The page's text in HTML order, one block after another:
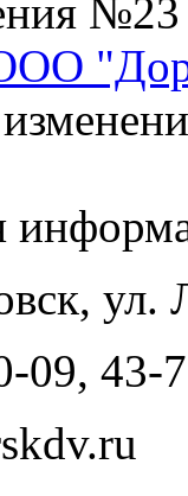
№23
, ул.
09, 43-